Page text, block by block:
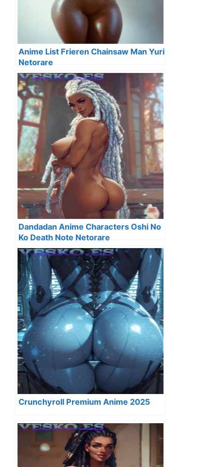
Anime List Frieren Chainsaw Man Yuri
Netorare
Dandadan Anime Characters Oshi No
Ko Death Note Netorare
Crunchyroll Premium Anime 2025